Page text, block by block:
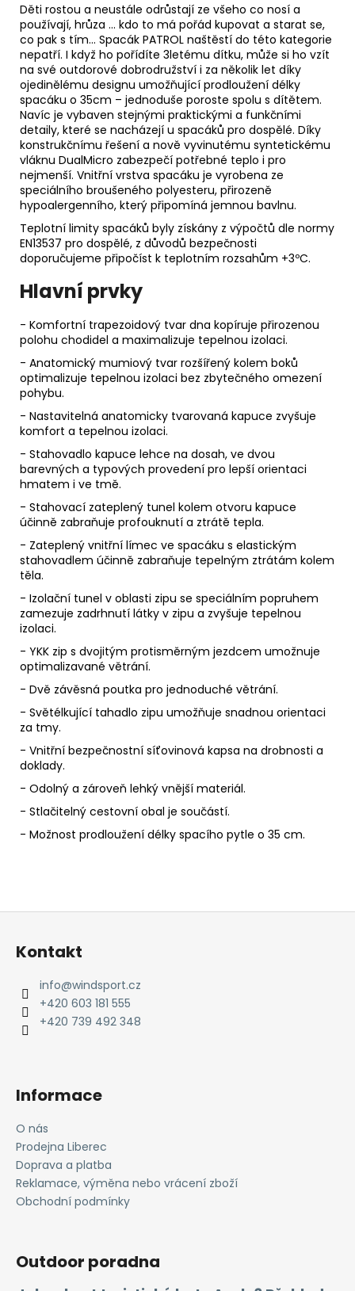
Děti rostou a neustále odrůstají ze všeho co nosí a
používají, hrůza ... kdo to má pořád kupovat a starat se,
co pak s tím... Spacák PATROL naštěstí do této kategorie
nepatří. I když ho pořídíte 3letému dítku, může si ho vzít
na své outdorové dobrodružství i za několik let díky
ojedinělému designu umožňující prodloužení délky
spacáku o 35cm – jednoduše poroste spolu s dítětem.
Navíc je vybaven stejnými praktickými a funkčními
detaily, které se nacházejí u spacáků pro dospělé. Díky
konstrukčnímu řešení a nově vyvinutému syntetickému
vláknu DualMicro zabezpečí potřebné teplo i pro
nejmenší. Vnitřní vrstva spacáku je vyrobena ze
speciálního broušeného polyesteru, přirozeně
hypoalergenního, který připomíná jemnou bavlnu.
Teplotní limity spacáků byly získány z výpočtů dle normy
EN13537 pro dospělé, z důvodů bezpečnosti
doporučujeme připočíst k teplotním rozsahům +3ºC.
Hlavní prvky
- Komfortní trapezoidový tvar dna kopíruje přirozenou
polohu chodidel a maximalizuje tepelnou izolaci.
- Anatomický mumiový tvar rozšířený kolem boků
optimalizuje tepelnou izolaci bez zbytečného omezení
pohybu.
- Nastavitelná anatomicky tvarovaná kapuce zvyšuje
komfort a tepelnou izolaci.
- Stahovadlo kapuce lehce na dosah, ve dvou
barevných a typových provedení pro lepší orientaci
hmatem i ve tmě.
- Stahovací zateplený tunel kolem otvoru kapuce
účinně zabraňuje profouknutí a ztrátě tepla.
- Zateplený vnitřní límec ve spacáku s elastickým
stahovadlem účinně zabraňuje tepelným ztrátám kolem
těla.
- Izolační tunel v oblasti zipu se speciálním popruhem
zamezuje zadrhnutí látky v zipu a zvyšuje tepelnou
izolaci.
- YKK zip s dvojitým protisměrným jezdcem umožnuje
optimalizavané větrání.
- Dvě závěsná poutka pro jednoduché větrání.
- Světélkující tahadlo zipu umožňuje snadnou orientaci
za tmy.
- Vnitřní bezpečnostní síťovinová kapsa na drobnosti a
doklady.
- Odolný a zároveň lehký vnější materiál.
- Stlačitelný cestovní obal je součástí.
- Možnost prodloužení délky spacího pytle o 35 cm.
Kontakt
info@windsport.cz
+420 603 181 555
+420 739 492 348
Informace
O nás
Prodejna Liberec
Doprava a platba
Reklamace, výměna nebo vrácení zboží
Obchodní podmínky
Outdoor poradna